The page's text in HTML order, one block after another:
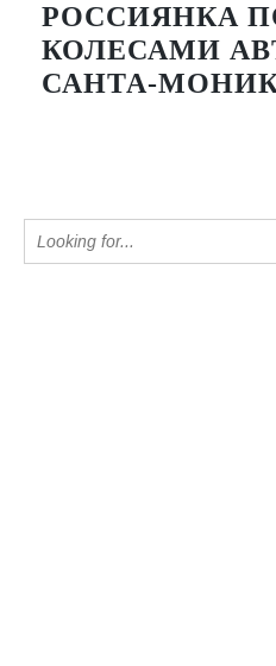
РОССИЯНКА
КОЛЕСАМИ
САНТА-